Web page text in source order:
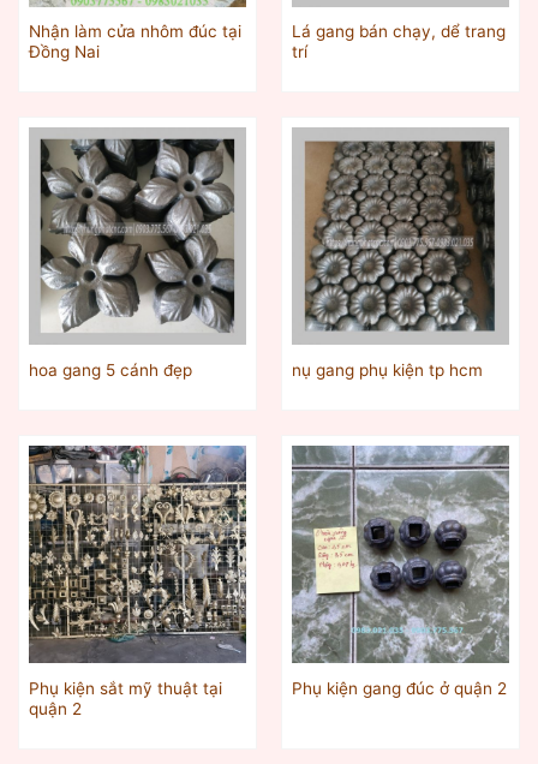
Nhận làm cửa nhôm đúc tại
Đồng Nai
Lá gang bán chạy, dể trang
trí
hoa gang 5 cánh đẹp nụ gang phụ kiện tp hcm
Phụ kiện sắt mỹ thuật tại
quận 2
Phụ kiện gang đúc ở quận 2